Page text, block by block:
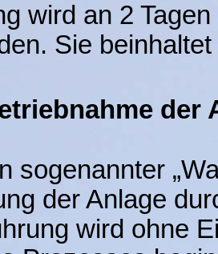
wird an 2
Sie
der
sogenannter
der Anlage
wird ohne